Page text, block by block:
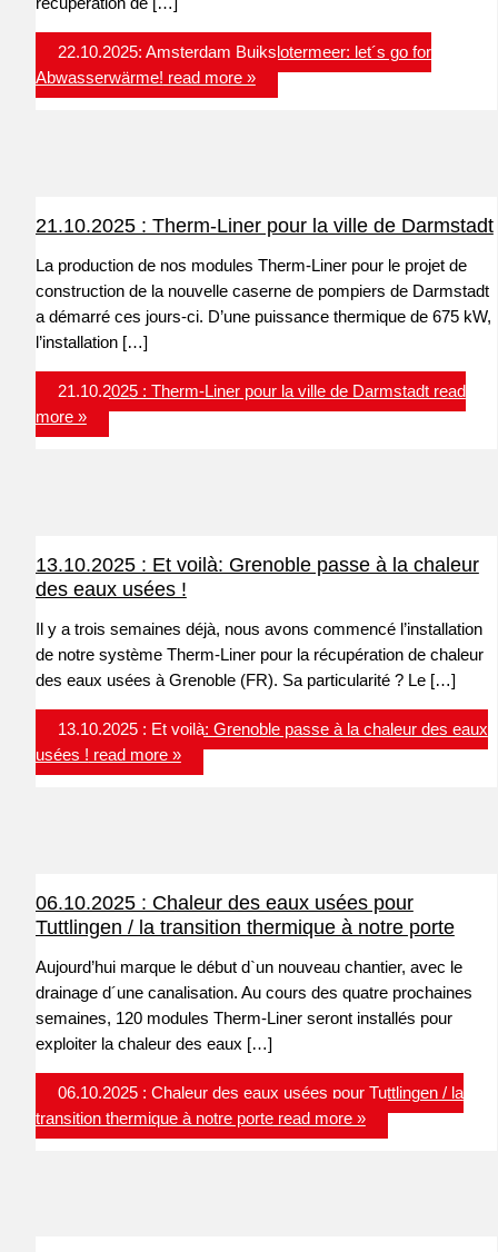
récupération de […]
22.10.2025: Amsterdam Buikslotermeer: let´s go for
Abwasserwärme! read more »
21.10.2025 : Therm-Liner pour la ville de Darmstadt
La production de nos modules Therm-Liner pour le projet de
construction de la nouvelle caserne de pompiers de Darmstadt
a démarré ces jours-ci. D’une puissance thermique de 675 kW,
l’installation […]
21.10.2025 : Therm-Liner pour la ville de Darmstadtread
more »
13.10.2025 : Et voilà: Grenoble passe à la chaleur
des eaux usées !
Il y a trois semaines déjà, nous avons commencé l’installation
de notre système Therm-Liner pour la récupération de chaleur
des eaux usées à Grenoble (FR). Sa particularité ? Le […]
13.10.2025 : Et voilà: Grenoble passe à la chaleur des eaux
usées ! read more »
06.10.2025 : Chaleur des eaux usées pour
Tuttlingen / la transition thermique à notre porte
Aujourd’hui marque le début d`un nouveau chantier, avec le
drainage d´une canalisation. Au cours des quatre prochaines
semaines, 120 modules Therm-Liner seront installés pour
exploiter la chaleur des eaux […]
06.10.2025 : Chaleur des eaux usées pour Tuttlingen / la
transition thermique à notre porteread more »